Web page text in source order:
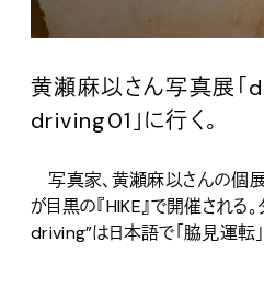
黄瀬麻以さん写真展
driving01」に行く。
写真家、黄瀬麻以さんの個
が目黒の『HIKE』で開催され
driving”は日本語で「脇見運転